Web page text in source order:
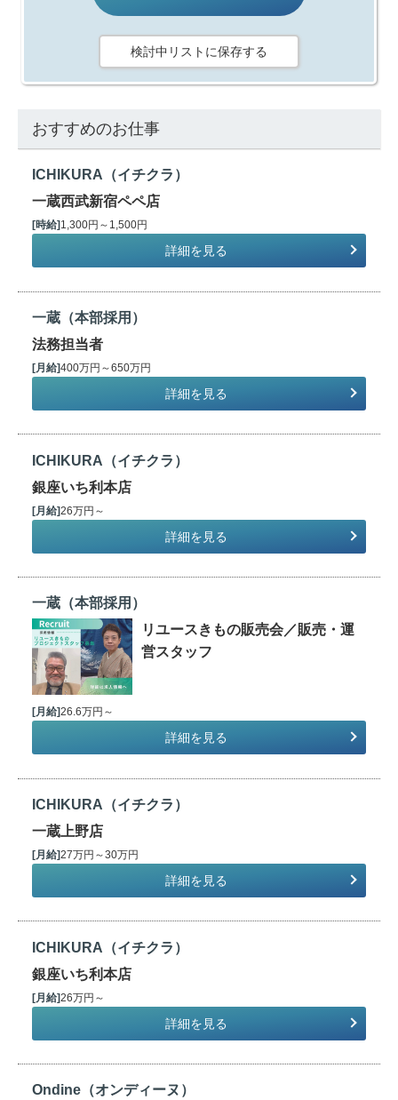
検討中リストに保存する
おすすめのお仕事
ICHIKURA（イチクラ）
一蔵西武新宿ペペ店
[時給] 1,300円～1,500円
詳細を見る
一蔵（本部採用）
法務担当者
[月給]400万円～650万円
詳細を見る
ICHIKURA（イチクラ）
銀座いち利本店
[月給]26万円～
詳細を見る
一蔵（本部採用）
リユースきもの販売会／販売・運
営スタッフ
[月給]26.6万円～
詳細を見る
ICHIKURA（イチクラ）
一蔵上野店
[月給]27万円～30万円
詳細を見る
ICHIKURA（イチクラ）
銀座いち利本店
[月給]26万円～
詳細を見る
Ondine（オンディーヌ）